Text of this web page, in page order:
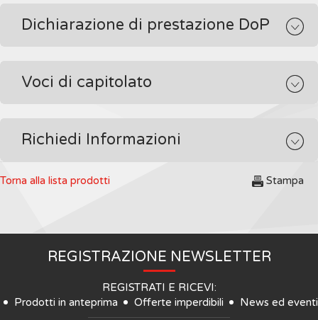
Dichiarazione di prestazione DoP
Voci di capitolato
Richiedi Informazioni
Torna alla lista prodotti Stampa
REGISTRAZIONE NEWSLETTER
REGISTRATI E RICEVI:
Prodotti in anteprima
Offerte imperdibili News ed eventi